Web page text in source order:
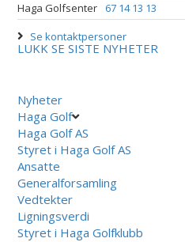
Haga Golfsenter
67 14 13 13
Se kontaktpersoner
LUKK SE SISTE NYHETER
Nyheter
Haga Golf
Haga Golf AS
Styret i Haga Golf AS
Ansatte
Generalforsamling
Vedtekter
Ligningsverdi
Styret i Haga Golfklubb